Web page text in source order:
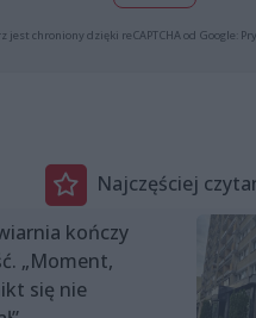
jest chroniony dzięki reCAPTCHA od Google:
Najczęściej
kończy
„Moment,
się nie